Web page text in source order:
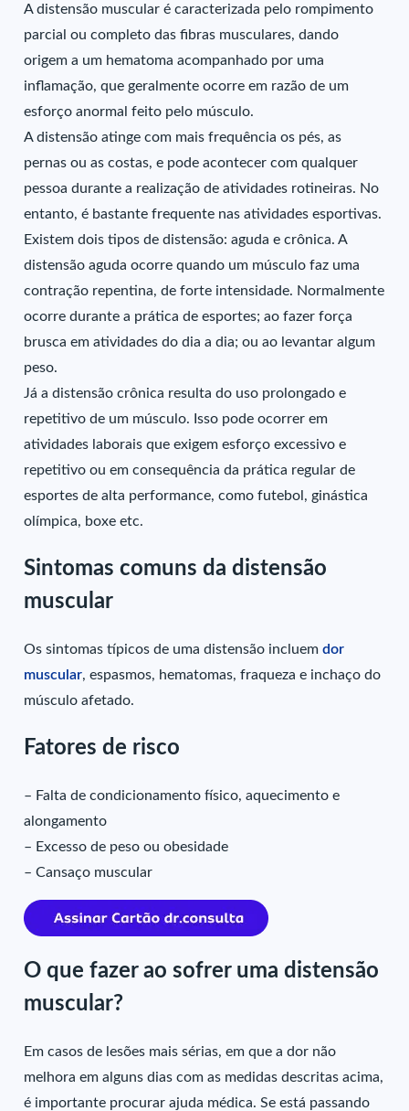
A distensão muscular é caracterizada pelo rompimento
parcial ou completo das fibras musculares, dando
origem a um hematoma acompanhado por uma
inflamação, que geralmente ocorre em razão de um
esforço anormal feito pelo músculo.
A distensão atinge com mais frequência os pés, as
pernas ou as costas, e pode acontecer com qualquer
pessoa durante a realização de atividades rotineiras. No
entanto, é bastante frequente nas atividades esportivas.
Existem dois tipos de distensão: aguda e crônica. A
distensão aguda ocorre quando um músculo faz uma
contração repentina, de forte intensidade. Normalmente
ocorre durante a prática de esportes; ao fazer força
brusca em atividades do dia a dia; ou ao levantar algum
peso.
Já a distensão crônica resulta do uso prolongado e
repetitivo de um músculo. Isso pode ocorrer em
atividades laborais que exigem esforço excessivo e
repetitivo ou em consequência da prática regular de
esportes de alta performance, como futebol, ginástica
olímpica, boxe etc.
Sintomas comuns da distensão
muscular
Os sintomas típicos de uma distensão incluemdor
muscular, espasmos, hematomas, fraqueza e inchaço do
músculo afetado.
Fatores de risco
– Falta de condicionamento físico, aquecimento e
alongamento
– Excesso de peso ou obesidade
– Cansaço muscular
O que fazer ao sofrer uma distensão
muscular?
Em casos de lesões mais sérias, em que a dor não
melhora em alguns dias com as medidas descritas acima,
é importante procurar ajuda médica. Se está passando